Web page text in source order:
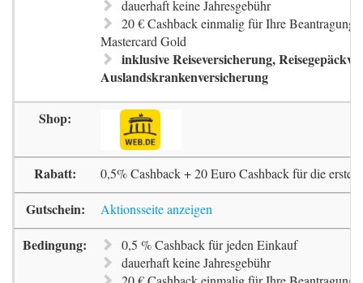
dauerhaft keine Jahresgebühr
20 € Cashback einmalig für Ihre Beantragung
Mastercard Gold
inklusive Reiseversicherung,
Auslandskrankenversicherung
0,5% Cashback + 20 Euro Cashback für die erste
Aktionsseite anzeigen
0,5 % Cashback für jeden Einkauf
dauerhaft keine Jahresgebühr